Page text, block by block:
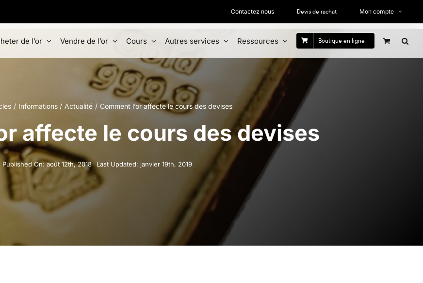
Contactez nous Devis de rachat Mon compte
de l’or Vendre de l’or Cours Autres services Ressources Boutique en ligne
Informations Actualité Comment l’or affecte le cours des devises
affecte le cours des devises
Published On: août 12th, 2018 Last Updated: janvier 19th, 2019